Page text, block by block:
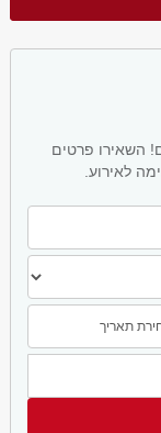
השאירו פרטים
לאירוע.